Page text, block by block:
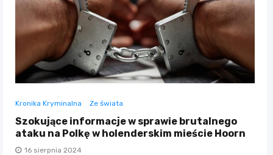
Kronika Kryminalna Ze świata
Szokujące informacje w sprawie brutalnego
ataku na Polkę w holenderskim mieście Hoorn
16 sierpnia 2024